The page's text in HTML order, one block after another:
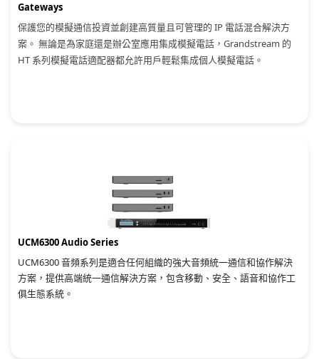
Gateways
保護您的模擬通信投資並創建高質量且可管理的 IP 電話混合解決方
案。 無論是為家庭還是辦公室應用集成模擬電話，Grandstream 的
HT 系列模擬電話適配器都允許用戶輕鬆集成個人模擬電話。
UCM6300 Audio Series
UCM6300 音頻系列是適合任何組織的強大音頻統一通信和協作解決
方案，提供高端統一通信解決方案，包含移動、安全、語音和協作工
俱生態系統。